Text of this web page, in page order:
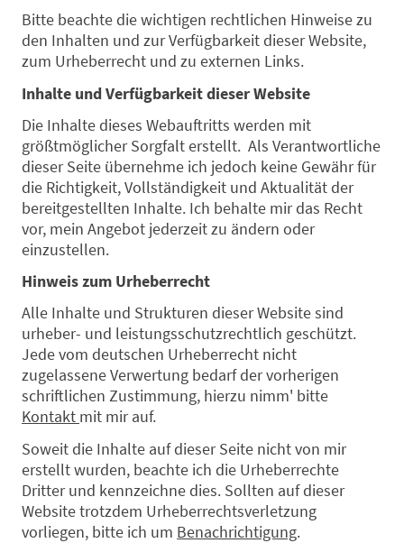
Bitte beachte die wichtigen rechtlichen Hinweise zu
den Inhalten und zur Verfügbarkeit dieser Website,
zum Urheberrecht und zu externen Links.
Inhalte und Verfügbarkeit dieser Website
Die Inhalte dieses Webauftritts werden mit
größtmöglicher Sorgfalt erstellt. Als Verantwortliche
dieser Seite übernehme ich jedoch keine Gewähr für
die Richtigkeit, Vollständigkeit und Aktualität der
bereitgestellten Inhalte. Ich behalte mir das Recht
vor, mein Angebot jederzeit zu ändern oder
einzustellen.
Hinweis zum Urheberrecht
Alle Inhalte und Strukturen dieser Website sind
urheber- und leistungsschutzrechtlich geschützt.
Jede vom deutschen Urheberrecht nicht
zugelassene Verwertung bedarf der vorherigen
schriftlichen Zustimmung, hierzu nimm' bitte
Kontakt mit mir auf.
Soweit die Inhalte auf dieser Seite nicht von mir
erstellt wurden, beachte ich die Urheberrechte
Dritter und kennzeichne dies. Sollten auf dieser
Website trotzdem Urheberrechtsverletzung
vorliegen, bitte ich um Benachrichtigung.